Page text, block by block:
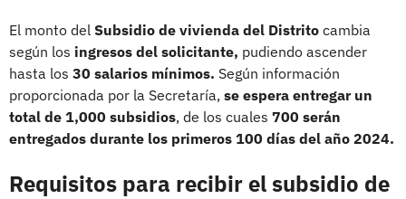
El monto del Subsidio de vivienda del Distrito cambia
según los ingresos del solicitante, pudiendo ascender
hasta los 30 salarios mínimos. Según información
proporcionada por la Secretaría, se espera entregar un
total de 1,000 subsidios, de los cuales 700 serán
entregados durante los primeros 100 días del año 2024.
Requisitos para recibir el subsidio de